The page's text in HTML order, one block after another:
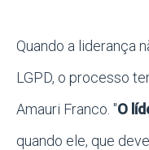
Quando a liderança
LGPD, o processo
Amauri Franco. "O
quando ele, que